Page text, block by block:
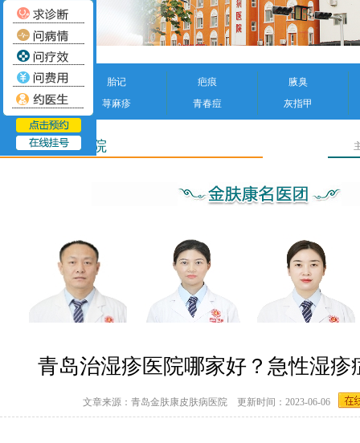
胎记 疤痕
腋臭
荨麻疹
青春痘 灰指甲
临沂皮肤病医院
青岛治湿疹医院哪家好？急性湿疹
文章来源：青岛金肤康皮肤病医院 更新时间：2023-06-06